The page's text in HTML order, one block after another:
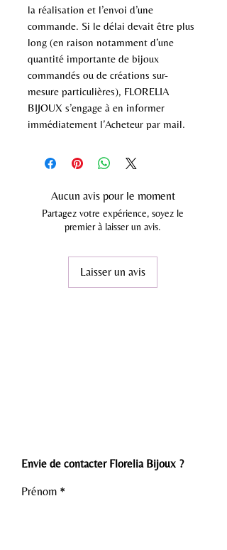
la réalisation et l’envoi d’une
commande. Si le délai devait être plus
long (en raison notamment d’une
quantité importante de bijoux
commandés ou de créations sur-
mesure particulières), FLORELIA
BIJOUX s’engage à en informer
immédiatement l’Acheteur par mail.
Aucun avis pour le moment
Partagez votre expérience, soyez le
premier à laisser un avis.
Laisser un avis
Envie de contacter Florelia Bijoux ?
Prénom